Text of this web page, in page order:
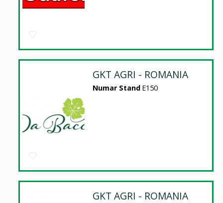
GKT AGRI - ROMANIA
Numar Stand E150
GKT AGRI - ROMANIA